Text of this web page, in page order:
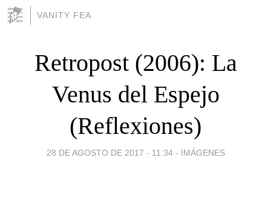
VANITY FEA
Retropost (2006): La
Venus del Espejo
(Reflexiones)
28 DE AGOSTO DE 2017 - 11:34 - IMÁGENES